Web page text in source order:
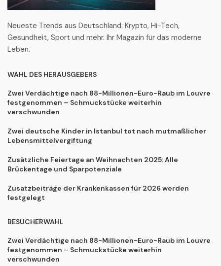
Neueste Trends aus Deutschland: Krypto, Hi-Tech,
Gesundheit, Sport und mehr. Ihr Magazin für das moderne
Leben.
WAHL DES HERAUSGEBERS
Zwei Verdächtige nach 88-Millionen-Euro-Raub im Louvre
festgenommen – Schmuckstücke weiterhin
verschwunden
Zwei deutsche Kinder in Istanbul tot nach mutmaßlicher
Lebensmittelvergiftung
Zusätzliche Feiertage an Weihnachten 2025: Alle
Brückentage und Sparpotenziale
Zusatzbeiträge der Krankenkassen für 2026 werden
festgelegt
BESUCHERWAHL
Zwei Verdächtige nach 88-Millionen-Euro-Raub im Louvre
festgenommen – Schmuckstücke weiterhin
verschwunden